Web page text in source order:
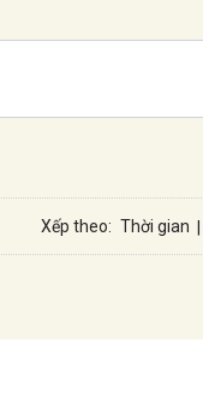
Xếp theo: Thời gian